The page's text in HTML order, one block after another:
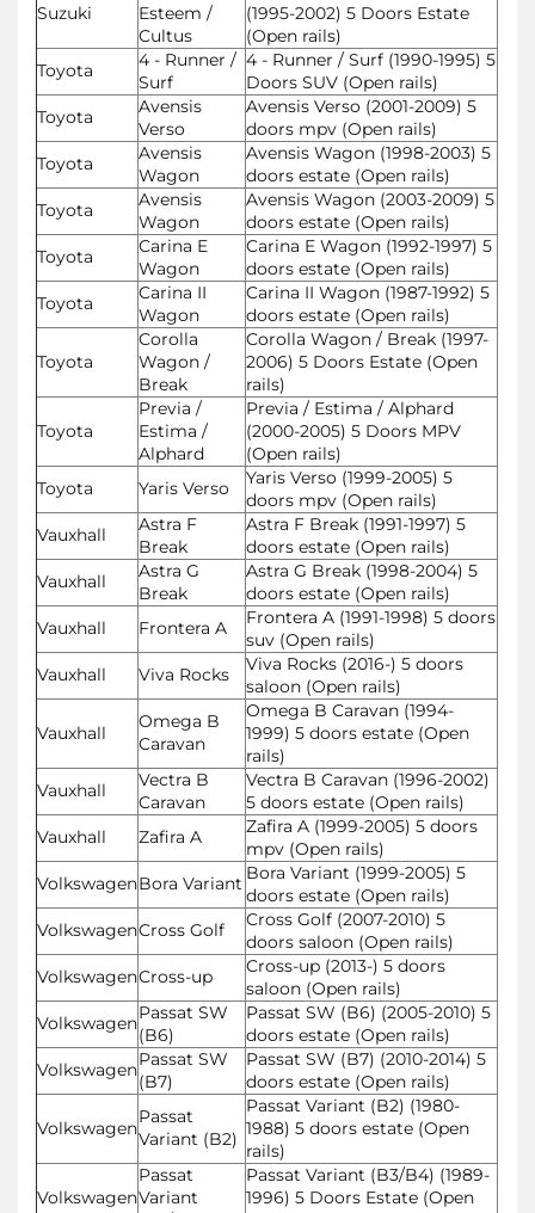
Suzuki
Esteem /
Cultus
(1995-2002) 5 Doors Estate
(Open rails)
Toyota
4 - Runner /
Surf
4 - Runner / Surf (1990-1995) 5
Doors SUV (Open rails)
Toyota
Avensis
Verso
Avensis Verso (2001-2009) 5
doors mpv (Open rails)
Toyota
Avensis
Wagon
Avensis Wagon (1998-2003) 5
doors estate (Open rails)
Toyota
Avensis
Wagon
Avensis Wagon (2003-2009) 5
doors estate (Open rails)
Toyota
Carina E
Wagon
Carina E Wagon (1992-1997) 5
doors estate (Open rails)
Toyota
Carina II
Wagon
Carina II Wagon (1987-1992) 5
doors estate (Open rails)
Toyota
Corolla
Wagon /
Break
Corolla Wagon / Break (1997-
2006) 5 Doors Estate (Open
rails)
Toyota
Previa /
Estima /
Alphard
Previa / Estima / Alphard
(2000-2005) 5 Doors MPV
(Open rails)
Toyota
Yaris Verso
Yaris Verso (1999-2005) 5
doors mpv (Open rails)
Vauxhall
Astra F
Break
Astra F Break (1991-1997) 5
doors estate (Open rails)
Vauxhall
Astra G
Break
Astra G Break (1998-2004) 5
doors estate (Open rails)
Vauxhall
Frontera A
Frontera A (1991-1998) 5 doors
suv (Open rails)
Vauxhall
Viva Rocks
Viva Rocks (2016-) 5 doors
saloon (Open rails)
Vauxhall
Omega B
Caravan
Omega B Caravan (1994-
1999) 5 doors estate (Open
rails)
Vauxhall
Vectra B
Caravan
Vectra B Caravan (1996-2002)
5 doors estate (Open rails)
Vauxhall
Zafira A
Zafira A (1999-2005) 5 doors
mpv (Open rails)
VolkswagenBora Variant Bora Variant (1999-2005) 5
doors estate (Open rails)
VolkswagenCross Golf
Cross Golf (2007-2010) 5
doors saloon (Open rails)
VolkswagenCross-up
Cross-up (2013-) 5 doors
saloon (Open rails)
VolkswagenPassat SW
(B6)
Passat SW (B6) (2005-2010) 5
doors estate (Open rails)
VolkswagenPassat SW
(B7)
Passat SW (B7) (2010-2014) 5
doors estate (Open rails)
Volkswagen
Passat
Variant (B2)
Passat Variant (B2) (1980-
1988) 5 doors estate (Open
rails)
Volkswagen
Passat
Variant
Passat Variant (B3/B4) (1989-
1996) 5 Doors Estate (Open